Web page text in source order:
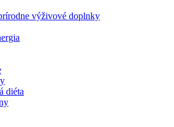
výživové doplnky
diéta